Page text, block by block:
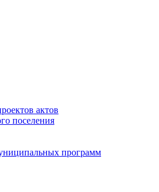
актов
поселения
программ